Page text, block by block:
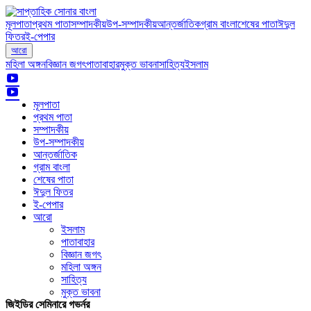
মূলপাতাপ্রথম পাতাসম্পাদকীয়উপ-সম্পাদকীয়আন্তর্জাতিকগ্রাম বাংলাশেষের পাতাঈদুল
ফিতরই-পেপার
আরো
মহিলা অঙ্গনবিজ্ঞান জগৎপাতাবাহারমুক্ত ভাবনাসাহিত্যইসলাম
মূলপাতা
প্রথম পাতা
সম্পাদকীয়
উপ-সম্পাদকীয়
আন্তর্জাতিক
গ্রাম বাংলা
শেষের পাতা
ঈদুল ফিতর
ই-পেপার
আরো
ইসলাম
পাতাবাহার
বিজ্ঞান জগৎ
মহিলা অঙ্গন
সাহিত্য
মুক্ত ভাবনা
জিইডির সেমিনারে গভর্নর